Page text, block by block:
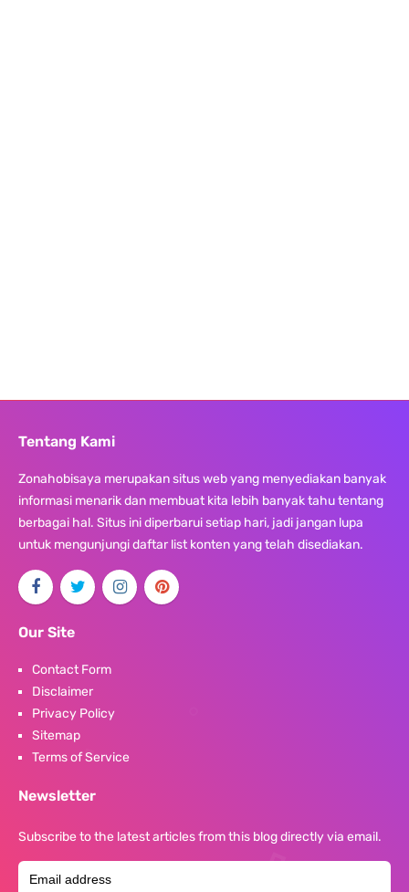
Tentang Kami
Zonahobisaya merupakan situs web yang menyediakan banyak
informasi menarik dan membuat kita lebih banyak tahu tentang
berbagai hal. Situs ini diperbarui setiap hari, jadi jangan lupa
untuk mengunjungi daftar list konten yang telah disediakan.
Our Site
Contact Form
Disclaimer
Privacy Policy
Sitemap
Terms of Service
Newsletter
Subscribe to the latest articles from this blog directly via email.